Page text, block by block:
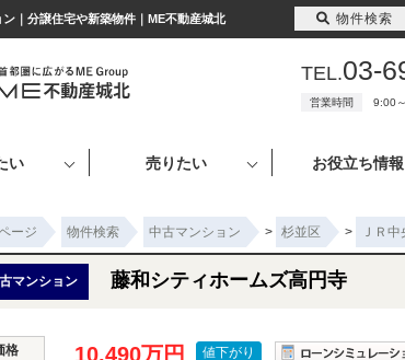
｜分譲住宅や新築物件｜ME不動産城北
TEL.03-
営業時間 9:00
い 売りたい お役立ち情報
ージ 物件検索 中古マンション > 杉並区 > ＪＲ
マンション 藤和シティホームズ高円寺
格 10,490万円 値下がり
物件検索